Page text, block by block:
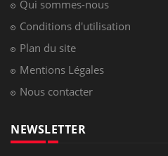
Qui sommes-nous
Conditions d'utilisation
Plan du site
Mentions Légales
Nous contacter
NEWSLETTER